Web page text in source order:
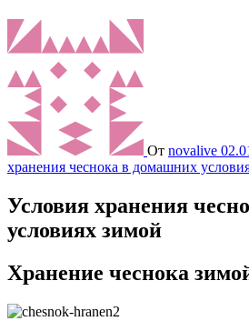
От novalive
хранения чеснока в домашних
Условия хранения
условиях зимой
Хранение чеснока